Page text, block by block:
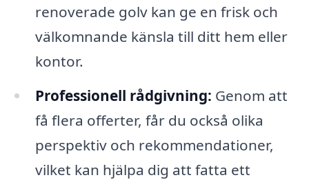
renoverade golv kan ge en frisk och
välkomnande känsla till ditt hem eller
kontor.
Professionell rådgivning: Genom att
få flera offerter, får du också olika
perspektiv och rekommendationer,
vilket kan hjälpa dig att fatta ett